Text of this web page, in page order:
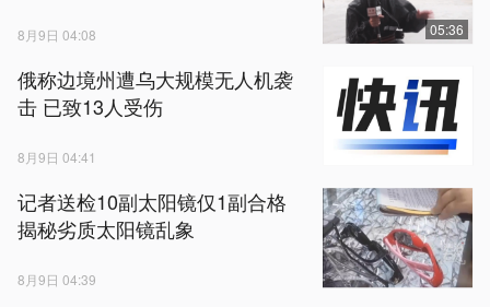
8月9日 04:08 05:36
俄称边境州遭乌大规模无人机袭
击 已致13人受伤
8月9日 04:41
记者送检10副太阳镜仅1副合格
揭秘劣质太阳镜乱象
8月9日 04:39